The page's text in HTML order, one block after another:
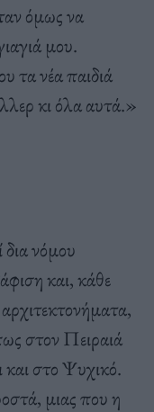
όμως να
μου.
τα νέα παιδιά
κι όλα αυτά.»
δια νόμου
και, κάθε
στον Πειραιά
στο Ψυχικό.
μιας που η